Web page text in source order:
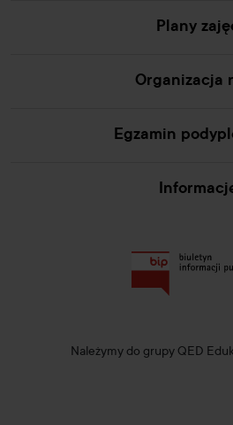
Plany
Organizacja
Egzamin
Należymy do grupy QED